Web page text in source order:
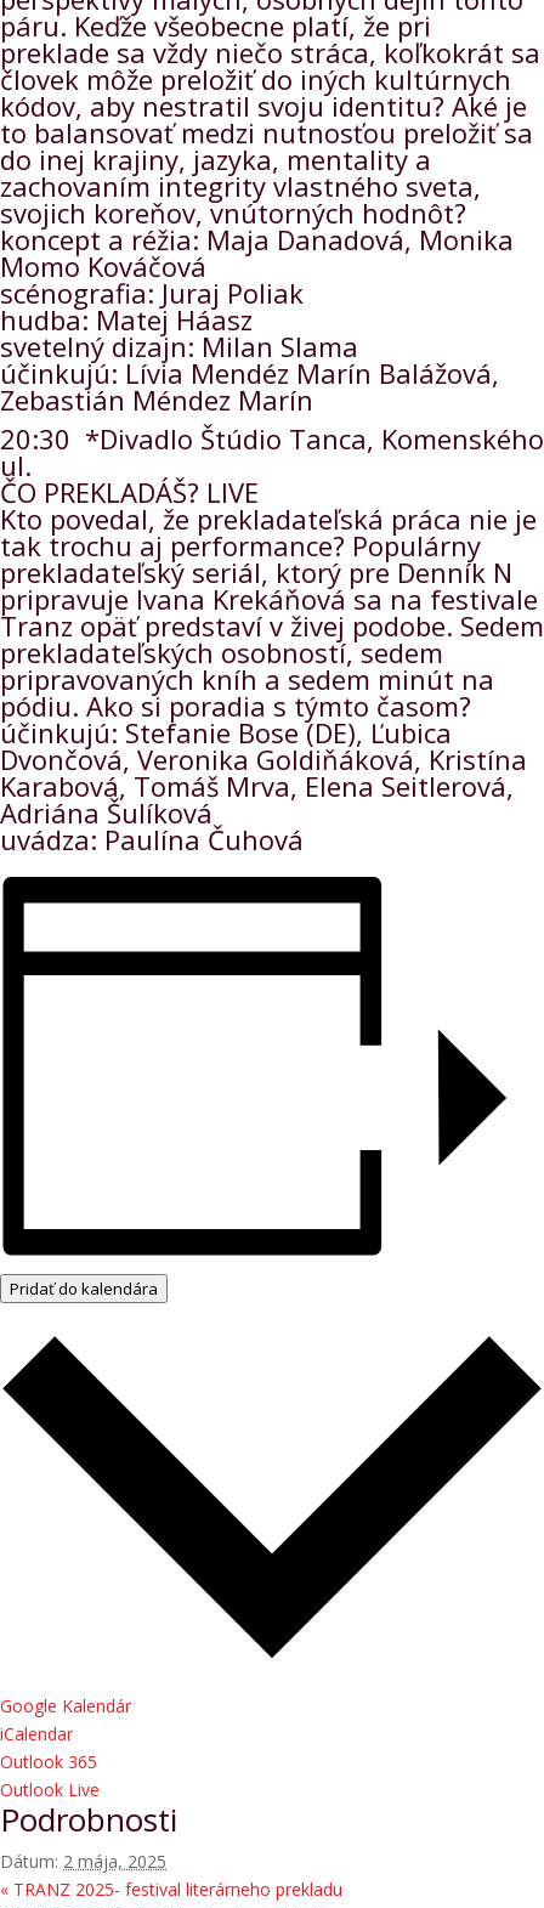
páru. Keďže všeobecne platí, že pri
preklade sa vždy niečo stráca, koľkokrát sa
človek môže preložiť do iných kultúrnych
kódov, aby nestratil svoju identitu? Aké je
to balansovať medzi nutnosťou preložiť sa
do inej krajiny, jazyka, mentality a
zachovaním integrity vlastného sveta,
svojich koreňov, vnútorných hodnôt?
koncept a réžia: Maja Danadová, Monika
Momo Kováčová
scénografia: Juraj Poliak
hudba: Matej Háasz
svetelný dizajn: Milan Slama
účinkujú: Lívia Mendéz Marín Balážová,
Zebastián Méndez Marín
20:30 *Divadlo Štúdio Tanca, Komenského
ul.
ČO PREKLADÁŠ? LIVE
Kto povedal, že prekladateľská práca nie je
tak trochu aj performance? Populárny
prekladateľský seriál, ktorý pre Denník N
pripravuje Ivana Krekáňová sa na festivale
Tranz opäť predstaví v živej podobe. Sedem
prekladateľských osobností, sedem
pripravovaných kníh a sedem minút na
pódiu. Ako si poradia s týmto časom?
účinkujú: Stefanie Bose (DE), Ľubica
Dvončová, Veronika Goldiňáková, Kristína
Karabová, Tomáš Mrva, Elena Seitlerová,
Adriána Šulíková
uvádza: Paulína Čuhová
Pridať do kalendára
Google Kalendár
iCalendar
Outlook 365
Outlook Live
Podrobnosti
Dátum: 2 mája, 2025
« TRANZ 2025- festival literárneho prekladu